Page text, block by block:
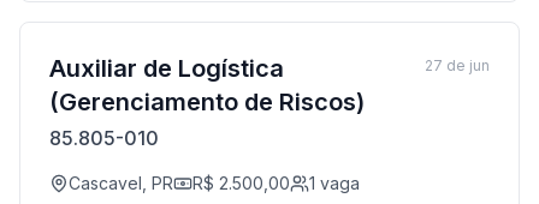
Auxiliar de Logística
(Gerenciamento de Riscos)
85.805-010
Cascavel, PR R$ 2.500,00 1 vaga
27 de jun